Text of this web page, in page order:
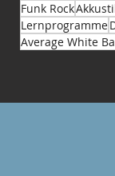
Funk Rock
Lernprogramme
Average White